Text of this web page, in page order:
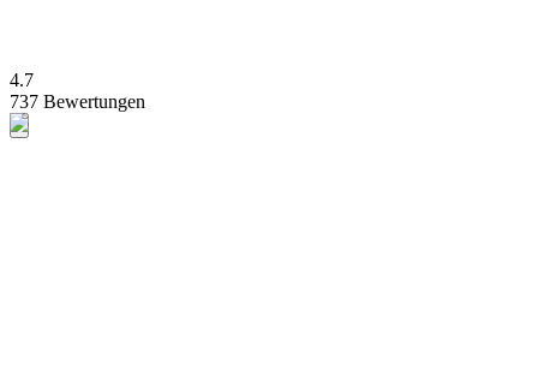
4.7
737 Bewertungen